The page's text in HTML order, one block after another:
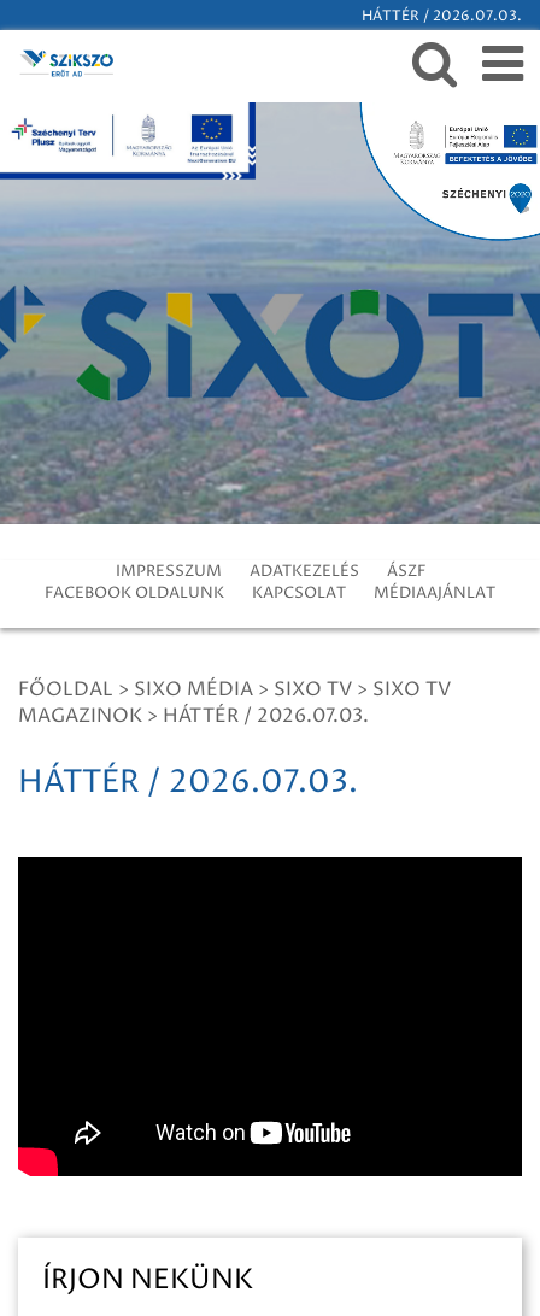
HÁTTÉR / 2026.07.03.
IMPRESSZUM ADATKEZELÉS
ÁSZF
FACEBOOK OLDALUNK
KAPCSOLAT MÉDIAAJÁNLAT
FŐOLDAL > SIXO MÉDIA > SIXO TV > SIXO TV
MAGAZINOK > HÁTTÉR / 2026.07.03.
HÁTTÉR / 2026.07.03.
ÍRJON NEKÜNK